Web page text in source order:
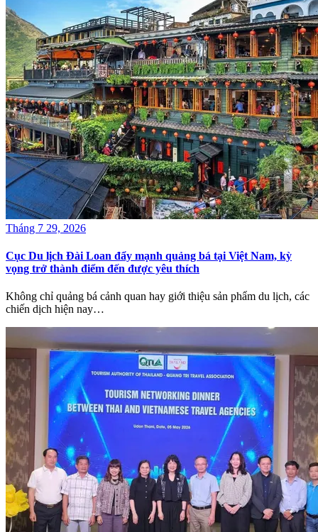
Tháng 7 29, 2026
Cục Du lịch Đài Loan đẩy mạnh quảng bá tại Việt Nam, kỳ
vọng trở thành điểm đến được yêu thích
Không chỉ quảng bá cảnh quan hay giới thiệu sản phẩm du lịch, các
chiến dịch hiện nay…